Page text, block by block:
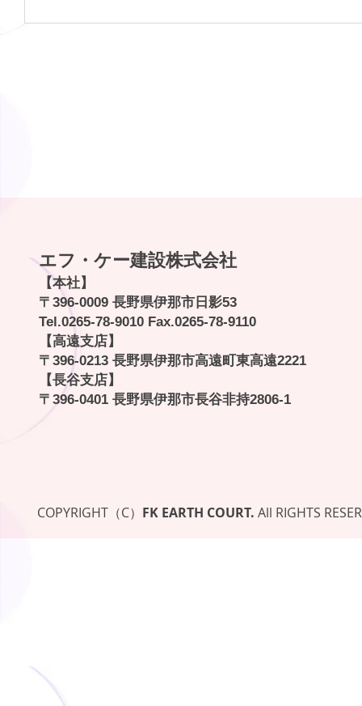
令和７年度保育園遊具更新工事
エフ・ケー建設株式会社
【本社】
〒396-0009 長野県伊那市日影53
Tel.0265-78-9010 Fax.0265-78-9110
【高遠支店】
〒396-0213 長野県伊那市高遠町東高遠2221
【長谷支店】
〒396-0401 長野県伊那市長谷非持2806-1
COPYRIGHT（C） FK EARTH COURT. All RIGHTS